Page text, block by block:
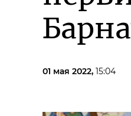
01 мая 2022, 15:04